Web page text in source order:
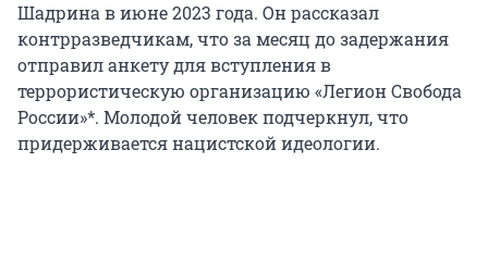
Шадрина в июне 2023 года. Он рассказал
контрразведчикам, что за месяц до задержания
отправил анкету для вступления в
террористическую организацию «Легион Свобода
России»*. Молодой человек подчеркнул, что
придерживается нацистской идеологии.